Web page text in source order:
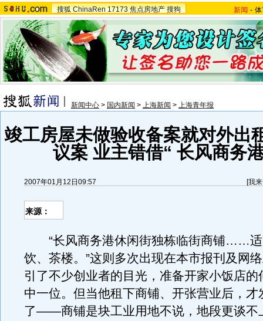
搜狐 ChinaRen 17173 焦点房地产 搜狗 新闻 -
新闻中心 > 国内新闻 > 上海新闻 > 上海青年报
竣工房屋未做验收备案就对外出
议案 业主错借“ 长风商务
2007年01月12日09:57 [我
来源：
“长风商务港休闲街独栋临街商铺……适
饮、茶楼。”这则多次出现在本市报刊及网
引了不少创业者的目光，准备开家小饭店的
中一位。但当他租下商铺、开张营业后，才
了——商铺是块工业用地不说，地段更谈不